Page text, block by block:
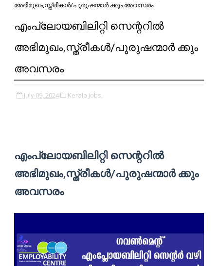
അഭിമുഖം,സ്ത്രീകൾ/പുരുഷന്മാർ ക്കും അവസരം
എംപ്ലോയബിലിറ്റി സെന്ററിൽ
അഭിമുഖം,സ്ത്രീകൾ/പുരുഷന്മാർ ക്കും
അവസരം
July 09, 2024 Kerala Jobs,
എംപ്ലോയബിലിറ്റി സെന്ററിൽ
അഭിമുഖം,സ്ത്രീകൾ/പുരുഷന്മാർ ക്കും
അവസരം